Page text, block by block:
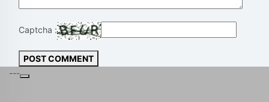
Captcha :
POST COMMENT
---